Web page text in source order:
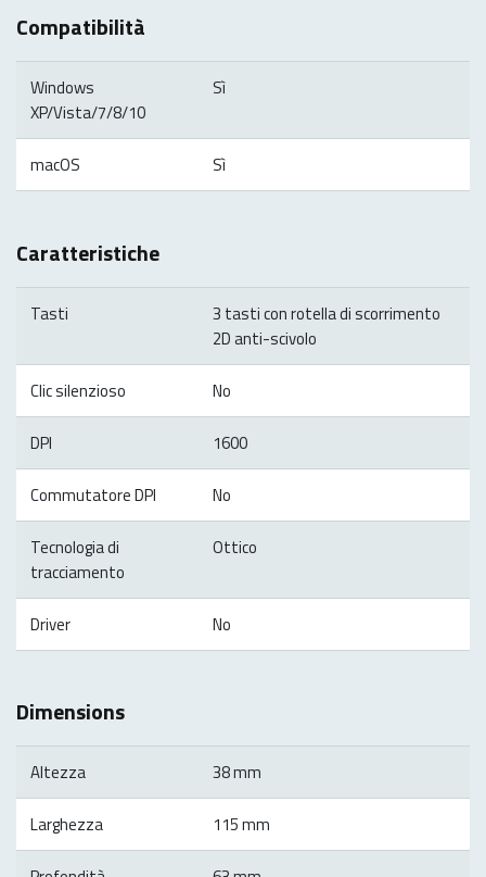
Compatibilità
Windows
XP/Vista/7/8/10
Sì
macOS Sì
Caratteristiche
Tasti
3 tasti con rotella di scorrimento
2D anti-scivolo
Clic silenzioso No
DPI 1600
Commutatore DPI No
Tecnologia di
tracciamento
Ottico
Driver No
Dimensions
Altezza 38 mm
Larghezza 115 mm